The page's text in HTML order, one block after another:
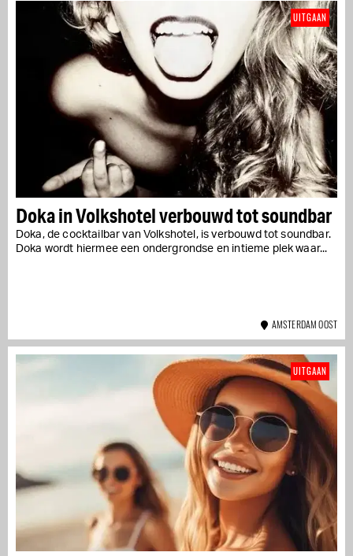
Doka in Volkshotel verbouwd tot soundbar
Doka, de cocktailbar van Volkshotel, is verbouwd tot soundbar.
Doka wordt hiermee een ondergrondse en intieme plek waar...
UITGAAN
AMSTERDAM OOST
UITGAAN